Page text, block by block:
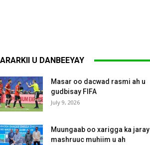
U DANBEEYAY
Masar oo dacwad rasmi ah u
gudbisay FIFA
July 9, 2026
Muungaab oo xarigga ka jaray
mashruuc muhiim u ah